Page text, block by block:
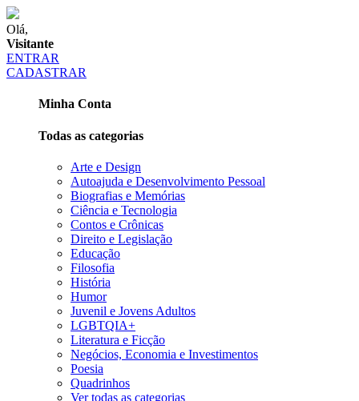
Olá,
Visitante
ENTRAR
CADASTRAR
Minha Conta
Todas as categorias
Arte e Design
Autoajuda e Desenvolvimento Pessoal
Biografias e Memórias
Ciência e Tecnologia
Contos e Crônicas
Direito e Legislação
Educação
Filosofia
História
Humor
Juvenil e Jovens Adultos
LGBTQIA+
Literatura e Ficção
Negócios, Economia e Investimentos
Poesia
Quadrinhos
Ver todas as categorias